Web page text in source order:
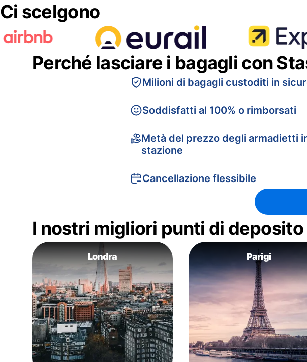
Ci scelgono
Perché lasciare i bagagli con
Milioni di bagagli custoditi in
Soddisfatti al 100% o rimborsati
Metà del prezzo degli armadietti
stazione
Cancellazione flessibile
I nostri migliori punti di
Londra Parigi